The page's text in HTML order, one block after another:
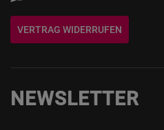
VERTRAG WIDERRUFEN
NEWSLETTER